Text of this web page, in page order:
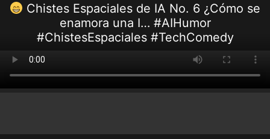
Chistes Espaciales de IA No. 6 ¿Cómo se
enamora una I… #AIHumor
#ChistesEspaciales #TechComedy